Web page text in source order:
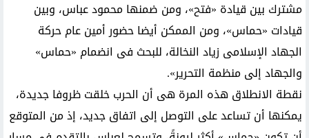
مشترك بين قيادة «فتح»، ومن ضمنها محمود عباس، وبين
قيادات «حماس»، ومن الممكن أيضا حضور أمين عام حركة
الجهاد الإسلامى زياد النخالة، للبحث فى انضمام «حماس»
والجهاد إلى منظمة التحرير».
نقطة الانطلاق هذه المرة هى أن الحرب خلقت ظروفا جديدة،
يمكنها أن تساعد على التوصل إلى اتفاق جديد، إذ من المتوقع